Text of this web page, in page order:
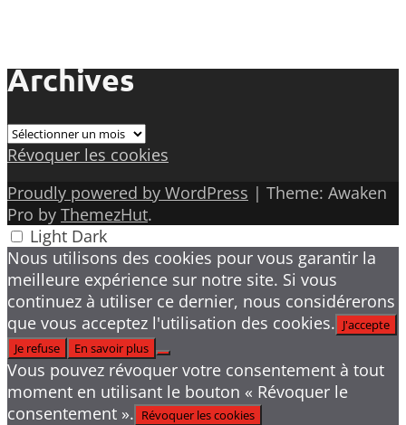
Archives
Archives
Révoquer les cookies
Proudly powered by WordPress | Theme: Awaken
Pro by ThemezHut.
Light Dark
Nous utilisons des cookies pour vous garantir la
meilleure expérience sur notre site. Si vous
continuez à utiliser ce dernier, nous considérerons
que vous acceptez l'utilisation des cookies. J'accepte
Je refuse
En savoir plus
Vous pouvez révoquer votre consentement à tout
moment en utilisant le bouton « Révoquer le
consentement ». Révoquer les cookies